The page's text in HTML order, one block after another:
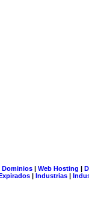
Dominios| Web Hosting |
| Industrias |